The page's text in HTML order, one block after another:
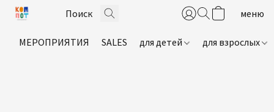
МЕРОПРИЯТИЯ SALES для детей для взрослых